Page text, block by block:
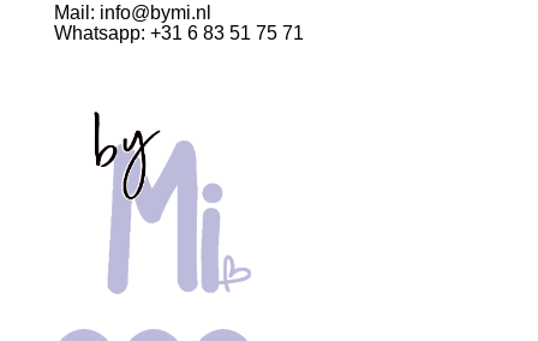
Mail: info@bymi.nl
Whatsapp: +31 6 83 51 75 71